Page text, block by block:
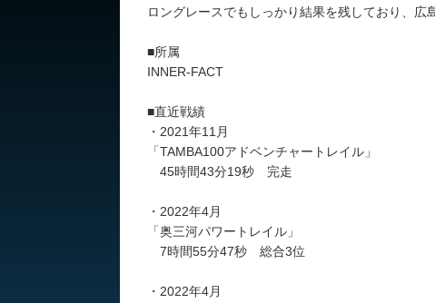
ロングレースでもしっかり結果を残しており、広
■所属
INNER-FACT
■直近戦績
・2021年11月
「TAMBA100アドベンチャートレイル」
45時間43分19秒 完走
・2022年4月
「奥三河パワートレイル」
7時間55分47秒 総合3位
・2022年4月